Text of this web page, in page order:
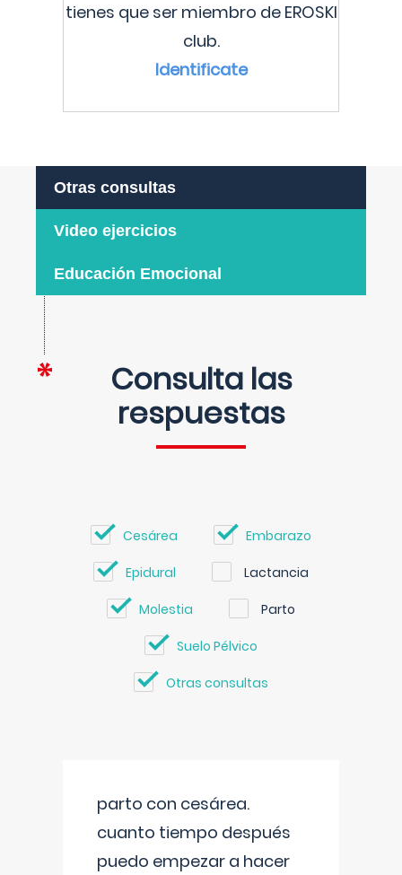
tienes que ser miembro de EROSKI
club.
Identificate
Otras consultas
Video ejercicios
Educación Emocional
Consulta las
respuestas
Cesárea Embarazo
Epidural Lactancia
Molestia Parto
Suelo Pélvico
Otras consultas
parto con cesárea.
cuanto tiempo después
puedo empezar a hacer